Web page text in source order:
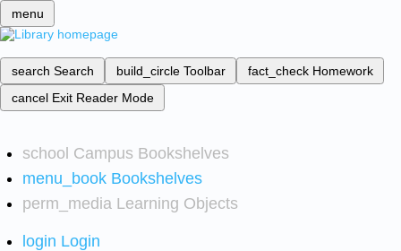
menu
search Search build_circle Toolbar fact_check Homework
cancel Exit Reader Mode
school Campus Bookshelves
menu_book Bookshelves
perm_media Learning Objects
login Login